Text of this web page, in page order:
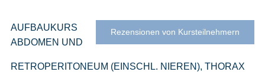
Product Sheet
Rezensionen von Kursteilnehmern
AUFBAUKURS
ABDOMEN UND
RETROPERITONEUM (EINSCHL. NIEREN), THORAX